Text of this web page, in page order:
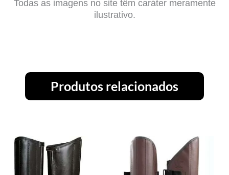
Todas as imagens no site têm caráter meramente
ilustrativo.
Produtos relacionados